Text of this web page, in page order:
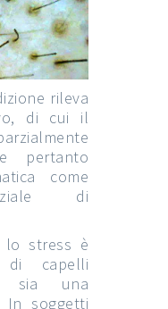
rileva
di cui il
pertanto
come
di
lo stress è
capelli
sia una
In soggetti